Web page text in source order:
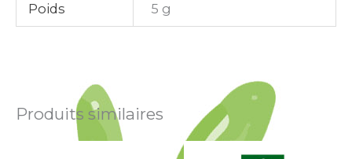
Poids 5 g
Produits similaires